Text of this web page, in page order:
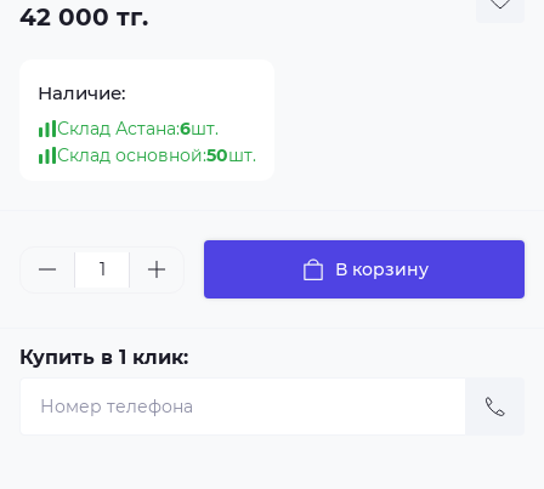
42 000 тг.
Наличие:
Склад Астана:6шт.
Склад основной:50шт.
В корзину
Купить в 1 клик: